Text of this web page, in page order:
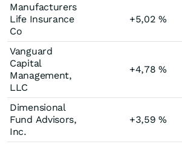
Manufacturers
Life Insurance
Co
+5,02%
Vanguard
Capital
Management,
LLC
+4,78%
Dimensional
Fund Advisors,
Inc.
+3,59%